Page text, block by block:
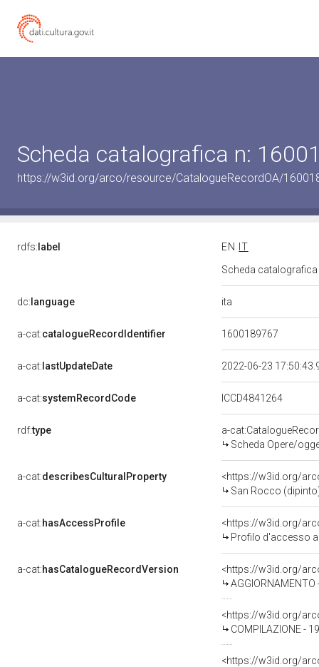
Scheda catalografica n:
https://w3id.org/arco/resource/CatalogueRecordOA/
rdfs: label EN
IT
Scheda
dc: language ita
a-cat:catalogueRecordIdentifier 1600189767
a-cat: lastUpdateDate 2022-06-23
a-cat:systemRecordCode ICCD4841264
rdf:type
a-
Scheda Opere/
a-cat:describesCulturalProperty
<https://w3id.org/
San Rocco
a-cat:hasAccessProfile
<https://w3id.org/
Profilo d'accesso
a-cat:hasCatalogueRecordVersion
<https://w3id.org/
<https://w3id.org/
COMPILAZIONE -
<https://w3id.org/